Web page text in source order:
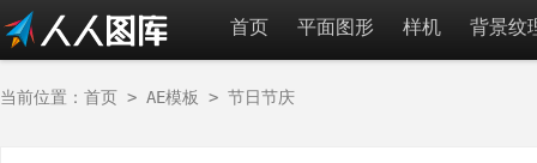
首页 平面图形 样机 背景纹
当前位置： 首页 > AE模板 > 节日节庆